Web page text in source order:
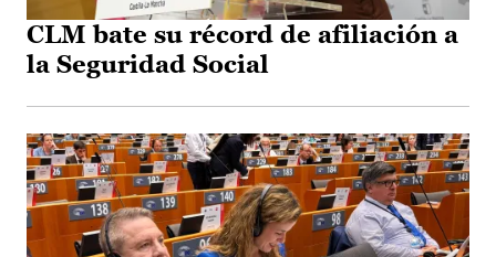
CLM bate su récord de afiliación a
la Seguridad Social